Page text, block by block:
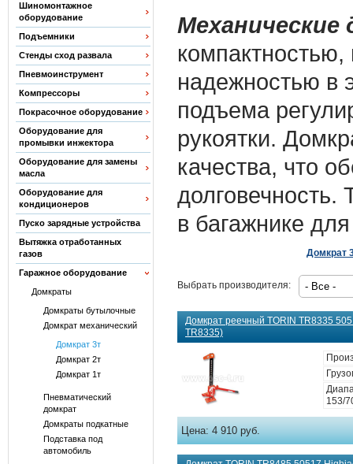
Шиномонтажное
оборудование
Подъемники
Стенды сход развала
Пневмоинструмент
Компрессоры
Покрасочное оборудование
Оборудование для
промывки инжектора
Оборудование для замены
масла
Оборудование для
кондиционеров
Пуско зарядные устройства
Вытяжка отработанных
газов
Гаражное оборудование
Домкраты
Домкраты бутылочные
Домкрат механический
Домкрат 3т
Домкрат 2т
Домкрат 1т
Пневматический
домкрат
Домкраты подкатные
Подставка под
автомобиль
надежностью в
подъема
рукоятки.
качества, что
долговечность.
в багажнике
Домкрат
Выбрать производителя:
Домкрат реечный TORIN ТR8335
TR8335)
153/
Цена:4 910 руб.